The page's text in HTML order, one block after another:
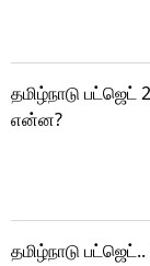
தமிழ்நாடு பட்ஜெட்
என்ன?
தமிழ்நாடு